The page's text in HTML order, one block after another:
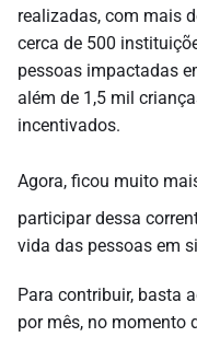
realizadas, com mais
cerca de 500
pessoas impactadas
além de 1,5 mil
incentivados.
Agora, ficou muito
participar dessa
vida das pessoas em
Para contribuir, basta
por mês, no momento